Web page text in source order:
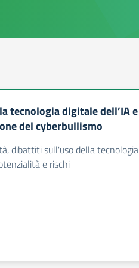
tecnologia digitale dell’IA e
del cyberbullismo
dibattiti sull'uso della tecnologia
e rischi